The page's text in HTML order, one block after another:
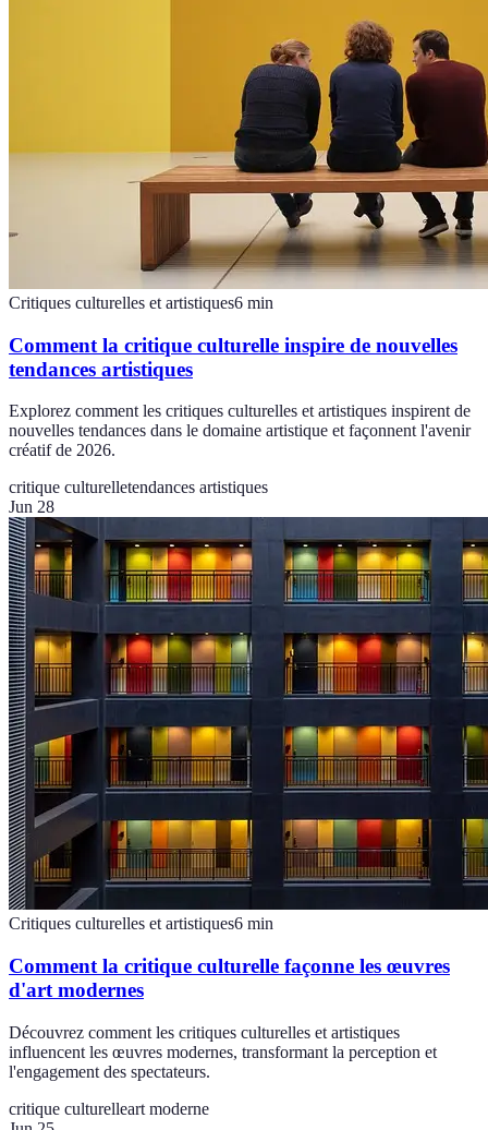
Critiques culturelles et artistiques6 min
Comment la critique culturelle inspire de nouvelles
tendances artistiques
Explorez comment les critiques culturelles et artistiques inspirent de
nouvelles tendances dans le domaine artistique et façonnent l'avenir
créatif de 2026.
critique culturelletendances artistiques
Jun 28
Critiques culturelles et artistiques6 min
Comment la critique culturelle façonne les œuvres
d'art modernes
Découvrez comment les critiques culturelles et artistiques
influencent les œuvres modernes, transformant la perception et
l'engagement des spectateurs.
critique culturelleart moderne